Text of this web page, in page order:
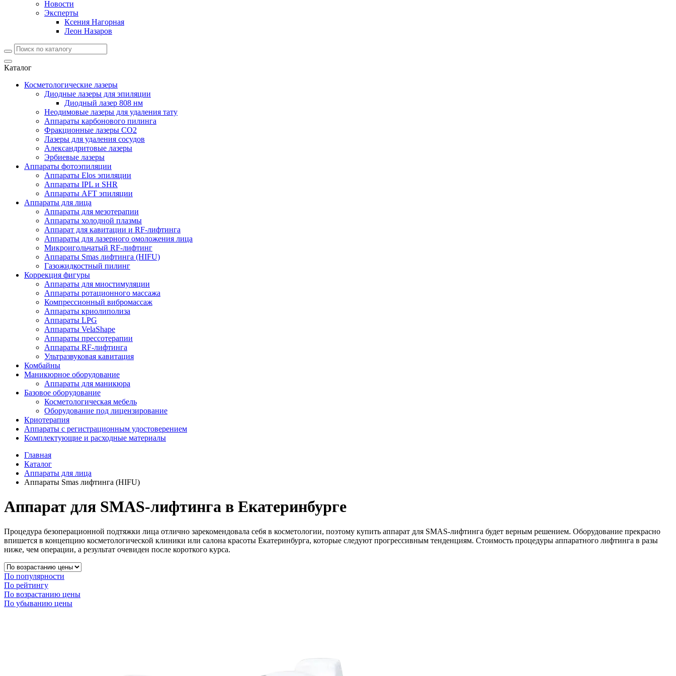
Новости
Эксперты
Ксения Нагорная
Леон Назаров
Каталог
Косметологические лазеры
Диодные лазеры для эпиляции
Диодный лазер 808 нм
Неодимовые лазеры для удаления тату
Аппараты карбонового пилинга
Фракционные лазеры CO2
Лазеры для удаления сосудов
Александритовые лазеры
Эрбиевые лазеры
Аппараты фотоэпиляции
Аппараты Elos эпиляции
Аппараты IPL и SHR
Аппараты AFT эпиляции
Аппараты для лица
Аппараты для мезотерапии
Аппараты холодной плазмы
Аппарат для кавитации и RF-лифтинга
Аппараты для лазерного омоложения лица
Микроигольчатый RF-лифтинг
Аппараты Smas лифтинга (HIFU)
Газожидкостный пилинг
Коррекция фигуры
Аппараты для миостимуляции
Аппараты ротационного массажа
Компрессионный вибромассаж
Аппараты криолиполиза
Аппараты LPG
Аппараты VelaShape
Аппараты прессотерапии
Аппараты RF-лифтинга
Ультразвуковая кавитация
Комбайны
Маникюрное оборудование
Аппараты для маникюра
Базовое оборудование
Косметологическая мебель
Оборудование под лицензирование
Криотерапия
Аппараты c регистрационным удостоверением
Комплектующие и расходные материалы
Главная
Каталог
Аппараты для лица
Аппараты Smas лифтинга (HIFU)
Аппарат для SMAS-лифтинга в Екатеринбурге
Процедура безоперационной подтяжки лица отлично зарекомендовала себя в косметологии, поэтому купить аппарат для SMAS-лифтинга будет верным решением. Оборудование прекрасно
впишется в концепцию косметологической клиники или салона красоты Екатеринбурга, которые следуют прогрессивным тенденциям. Стоимость процедуры аппаратного лифтинга в разы
ниже, чем операции, а результат очевиден после короткого курса.
По популярности
По рейтингу
По возрастанию цены
По убыванию цены